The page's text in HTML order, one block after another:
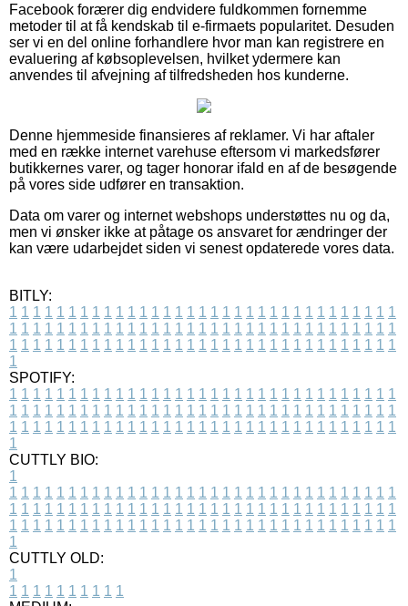
Facebook forærer dig endvidere fuldkommen fornemme
metoder til at få kendskab til e-firmaets popularitet. Desuden
ser vi en del online forhandlere hvor man kan registrere en
evaluering af købsoplevelsen, hvilket ydermere kan
anvendes til afvejning af tilfredsheden hos kunderne.
Denne hjemmeside finansieres af reklamer. Vi har aftaler
med en række internet varehuse eftersom vi markedsfører
butikkernes varer, og tager honorar ifald en af de besøgende
på vores side udfører en transaktion.
Data om varer og internet webshops understøttes nu og da,
men vi ønsker ikke at påtage os ansvaret for ændringer der
kan være udarbejdet siden vi senest opdaterede vores data.
BITLY:
1 1 1 1 1 1 1 1 1 1 1 1 1 1 1 1 1 1 1 1 1 1 1 1 1 1 1 1 1 1 1 1 1
1 1 1 1 1 1 1 1 1 1 1 1 1 1 1 1 1 1 1 1 1 1 1 1 1 1 1 1 1 1 1 1 1
1 1 1 1 1 1 1 1 1 1 1 1 1 1 1 1 1 1 1 1 1 1 1 1 1 1 1 1 1 1 1 1 1
1
SPOTIFY:
1 1 1 1 1 1 1 1 1 1 1 1 1 1 1 1 1 1 1 1 1 1 1 1 1 1 1 1 1 1 1 1 1
1 1 1 1 1 1 1 1 1 1 1 1 1 1 1 1 1 1 1 1 1 1 1 1 1 1 1 1 1 1 1 1 1
1 1 1 1 1 1 1 1 1 1 1 1 1 1 1 1 1 1 1 1 1 1 1 1 1 1 1 1 1 1 1 1 1
1
CUTTLY BIO:
1
1 1 1 1 1 1 1 1 1 1 1 1 1 1 1 1 1 1 1 1 1 1 1 1 1 1 1 1 1 1 1 1 1
1 1 1 1 1 1 1 1 1 1 1 1 1 1 1 1 1 1 1 1 1 1 1 1 1 1 1 1 1 1 1 1 1
1 1 1 1 1 1 1 1 1 1 1 1 1 1 1 1 1 1 1 1 1 1 1 1 1 1 1 1 1 1 1 1 1
1
CUTTLY OLD:
1
1 1 1 1 1 1 1 1 1 1